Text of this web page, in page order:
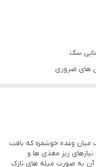
سگ
های ضروری
وعده خوشمزه که بافت
ریز مغذی ها و
آن به صورت میله های نازک